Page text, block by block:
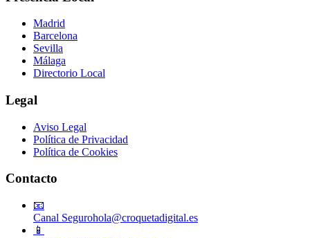
Madrid
Barcelona
Sevilla
Málaga
Directorio Local
Legal
Aviso Legal
Política de Privacidad
Política de Cookies
Contacto
📧
Canal Segurohola@croquetadigital.es
📱